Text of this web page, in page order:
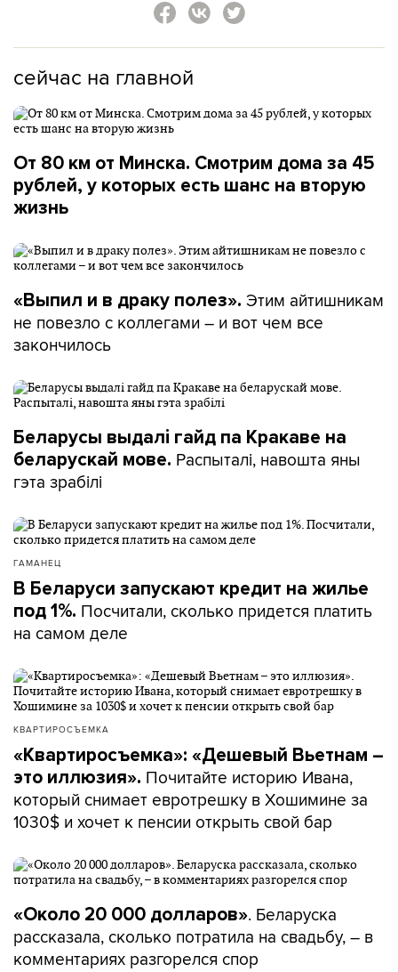
сейчас на главной
От 80 км от Минска. Смотрим дома за 45
рублей, у которых есть шанс на вторую
жизнь
«Выпил и в драку полез». Этим айтишникам
не повезло с коллегами – и вот чем все
закончилось
Беларусы выдалі гайд па Кракаве на
беларускай мове. Распыталі, навошта яны
гэта зрабілі
ГАМАНЕЦ
В Беларуси запускают кредит на жилье
под 1%. Посчитали, сколько придется платить
на самом деле
КВАРТИРОСЪЕМКА
«Квартиросъемка»: «Дешевый Вьетнам –
это иллюзия». Почитайте историю Ивана,
который снимает евротрешку в Хошимине за
1030$ и хочет к пенсии открыть свой бар
«Около 20 000 долларов». Беларуска
рассказала, сколько потратила на свадьбу, – в
комментариях разгорелся спор